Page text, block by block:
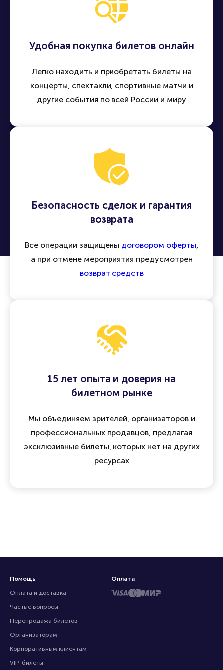
Удобная покупка билетов онлайн
Легко находить и приобретать билеты на
концерты, спектакли, спортивные матчи и
другие события по всей России и миру
Безопасность сделок и гарантия
возврата
Все операции защищены договором оферты,
а при отмене мероприятия предусмотрен
возврат средств
15 лет опыта и доверия на
билетном рынке
Мы объединяем зрителей, организаторов и
профессиональных продавцов, предлагая
эксклюзивные билеты, которых нет на других
ресурсах
Помощь
Оплата и доставка
Частые вопросы
Перепродажа билетов
Организаторам
Корпоративным клиентам
VIP-билеты
Оплата